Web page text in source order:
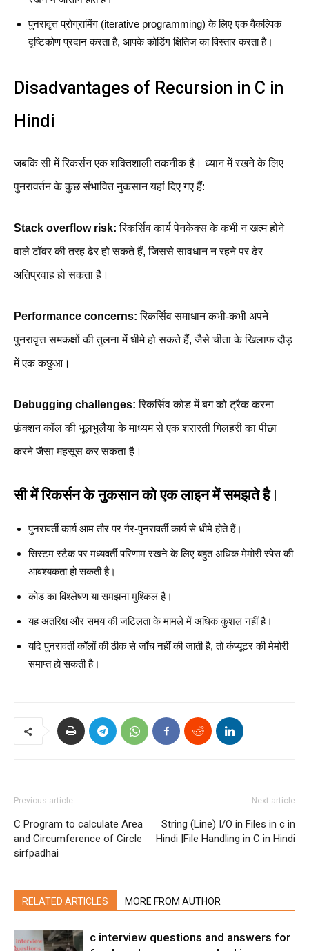
पुनरावृत्त प्रोग्रामिंग (iterative programming) के लिए एक वैकल्पिक
दृष्टिकोण प्रदान करता है, आपके कोडिंग क्षितिज का विस्तार करता है।
Disadvantages of Recursion in C in
Hindi
जबकि सी में रिकर्सन एक शक्तिशाली तकनीक है। ध्यान में रखने के लिए
पुनरावर्तन के कुछ संभावित नुकसान यहां दिए गए हैं:
Stack overflow risk: रिकर्सिव कार्य पेनकेक्स के कभी न खत्म होने
वाले टॉवर की तरह ढेर हो सकते हैं, जिससे सावधान न रहने पर ढेर
अतिप्रवाह हो सकता है।
Performance concerns: रिकर्सिव समाधान कभी-कभी अपने
पुनरावृत्त समकक्षों की तुलना में धीमे हो सकते हैं, जैसे चीता के खिलाफ दौड़
में एक कछुआ।
Debugging challenges: रिकर्सिव कोड में बग को ट्रैक करना
फ़ंक्शन कॉल की भूलभुलैया के माध्यम से एक शरारती गिलहरी का पीछा
करने जैसा महसूस कर सकता है।
सी में रिकर्सन के नुकसान को एक लाइन में समझते है |
पुनरावर्ती कार्य आम तौर पर गैर-पुनरावर्ती कार्य से धीमे होते हैं।
सिस्टम स्टैक पर मध्यवर्ती परिणाम रखने के लिए बहुत अधिक मेमोरी स्पेस की
आवश्यकता हो सकती है।
कोड का विश्लेषण या समझना मुश्किल है।
यह अंतरिक्ष और समय की जटिलता के मामले में अधिक कुशल नहीं है।
यदि पुनरावर्ती कॉलों की ठीक से जाँच नहीं की जाती है, तो कंप्यूटर की मेमोरी
समाप्त हो सकती है।
Previous article
C Program to calculate Area
and Circumference of Circle
sirfpadhai
Next article
String (Line) I/O in Files in c in
Hindi |File Handling in C in Hindi
RELATED ARTICLES MORE FROM AUTHOR
c interview questions and answers for